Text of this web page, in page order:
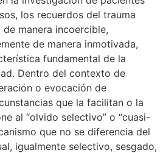
los recuerdos del trauma
manera incoercible,
de manera inmotivada,
fundamental de la
Dentro del contexto de
o evocación de
que la facilitan o la
al “olvido selectivo” o “cuasi-
que no se diferencia del
igualmente selectivo, sesgado,